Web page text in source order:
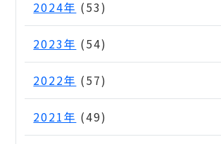
2024年 (53)
2023年 (54)
2022年 (57)
2021年 (49)